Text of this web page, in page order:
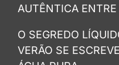
AUTÊNTICA ENTRE
O SEGREDO
VERÃO SE